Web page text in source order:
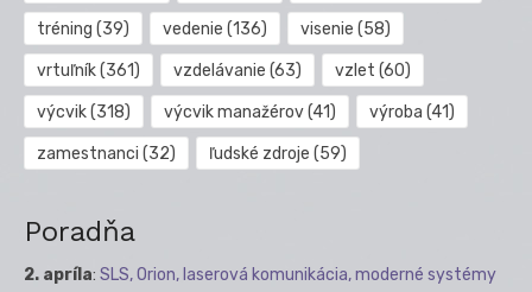
tréning (39) vedenie (136) visenie (58)
vrtuľník(361) vzdelávanie (63) vzlet (60)
výcvik(318) výcvik manažérov(41) výroba (41)
zamestnanci (32) ľudské zdroje (59)
Poradňa
2. apríla: SLS, Orion, laserová komunikácia, moderné systémy